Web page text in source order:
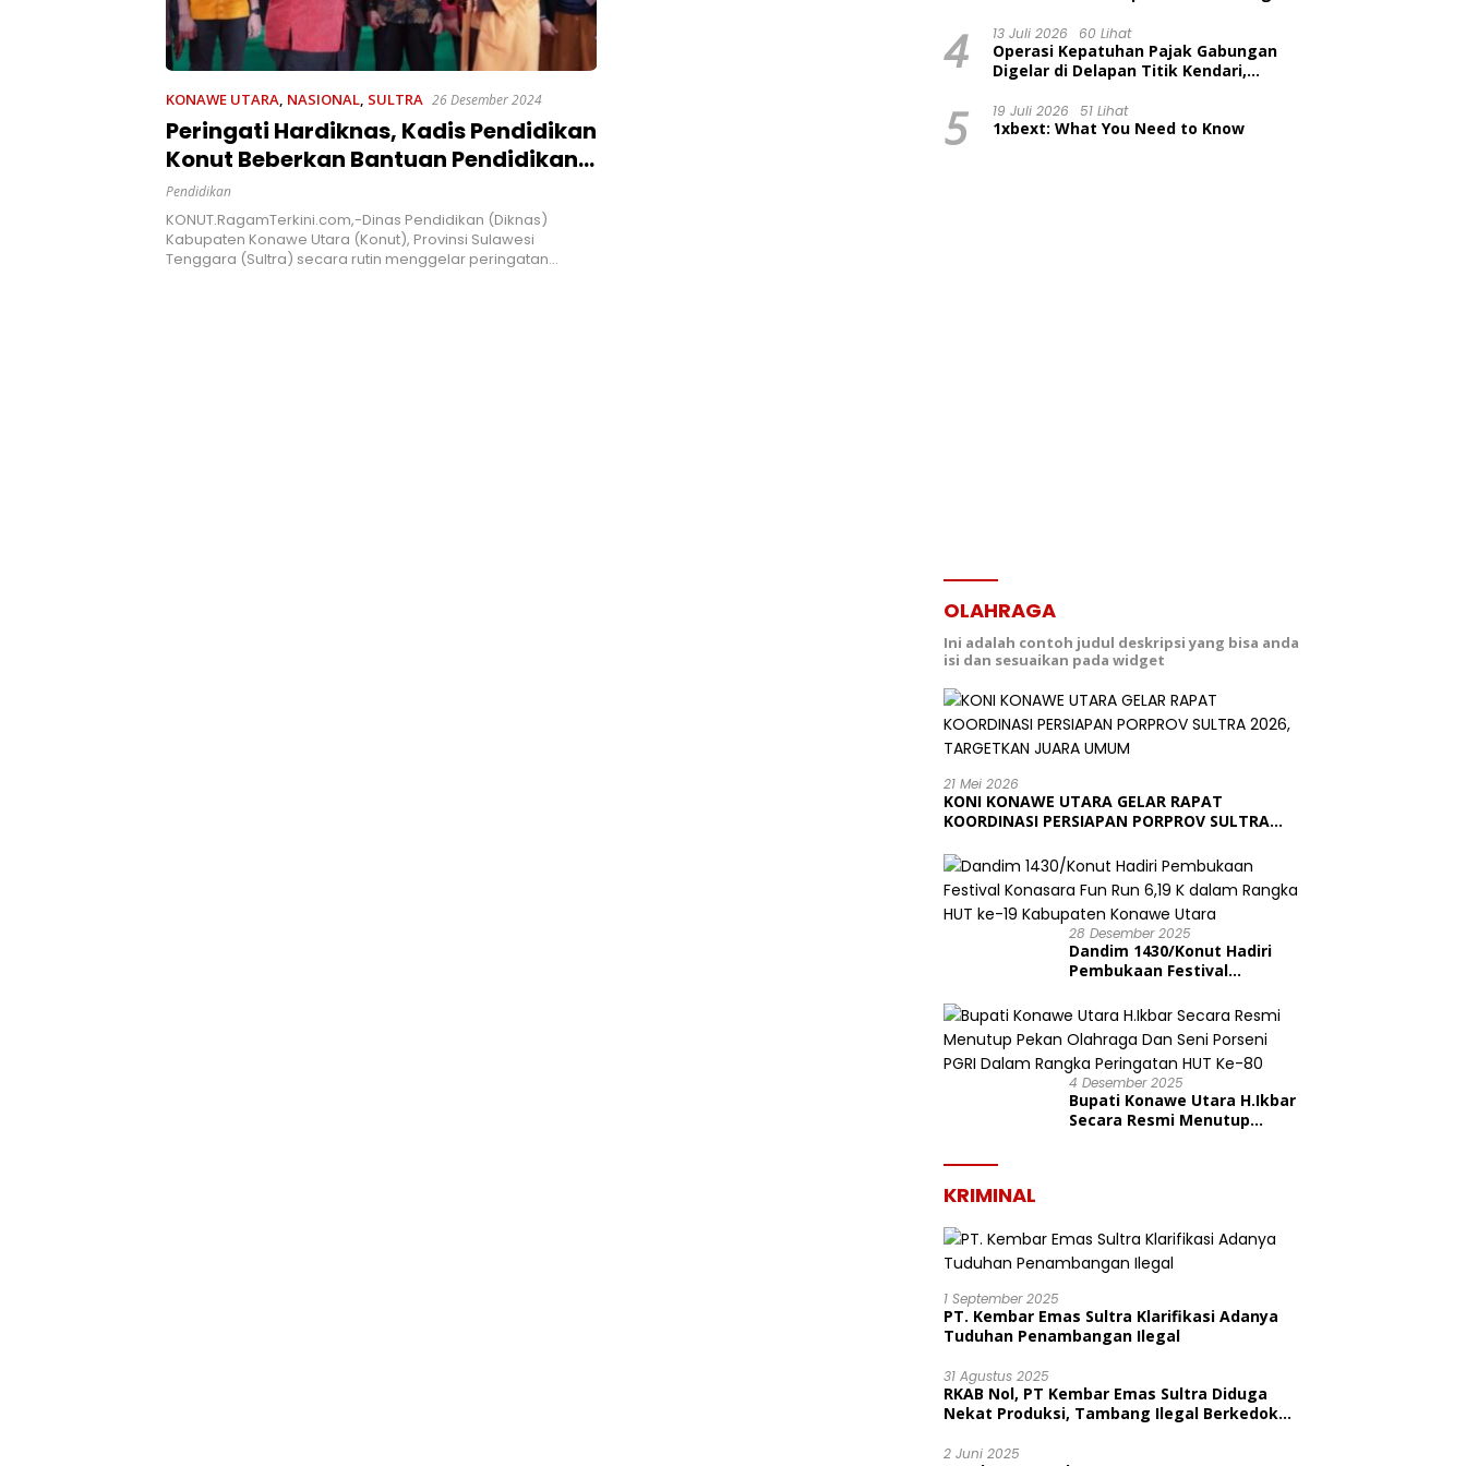
KONAWE UTARA, NASIONAL, SULTRA 26 Desember 2024
Peringati Hardiknas, Kadis Pendidikan
Konut Beberkan Bantuan Pendidikan
yang Dikucurkan Bupati
Pendidikan
KONUT.RagamTerkini.com,-Dinas Pendidikan (Diknas)
Kabupaten Konawe Utara (Konut), Provinsi Sulawesi
Tenggara (Sultra) secara rutin menggelar peringatan…
Penetapan Tersangka Dr. Ruksamin
Dinilai Prematur
4 13 Juli 2026 60 Lihat
Operasi Kepatuhan Pajak Gabungan
Digelar di Delapan Titik Kendari,
dan Tertib Berlalu Lintas
5 19 Juli 2026 51 Lihat
1xbext: What You Need to Know
OLAHRAGA
Ini adalah contoh judul deskripsi yang bisa anda
isi dan sesuaikan pada widget
21 Mei 2026
KONI KONAWE UTARA GELAR RAPAT
KOORDINASI PERSIAPAN PORPROV SULTRA
28 Desember 2025
Dandim 1430/Konut Hadiri
Pembukaan Festival
dalam Rangka HUT ke-19
Kabupaten Konawe Utara
4 Desember 2025
Bupati Konawe Utara H.Ikbar
Secara Resmi Menutup
KRIMINAL
1 September 2025
PT. Kembar Emas Sultra Klarifikasi Adanya
Tuduhan Penambangan Ilegal
31 Agustus 2025
RKAB Nol, PT Kembar Emas Sultra Diduga
Nekat Produksi, Tambang Ilegal Berkedok
2 Juni 2025